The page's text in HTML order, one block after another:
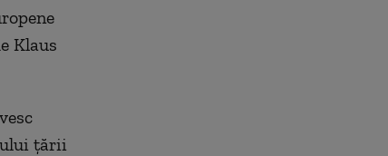
Klaus
ţării